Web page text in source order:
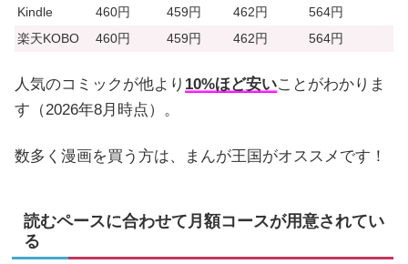
Kindle
460円 459円 462円
564円
楽天KOBO
460円 459円 462円 564円
人気のコミックが他より 10%ほど安いことがわかりま
す（2026年8月時点）。
数多く漫画を買う方は、まんが王国がオススメです！
読むペースに合わせて月額コースが用意されてい
る